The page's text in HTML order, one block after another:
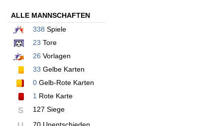
ALLE MANNSCHAFTEN
338 Spiele
23 Tore
26 Vorlagen
33 Gelbe Karten
0 Gelb-Rote Karten
1 Rote Karte
S 127 Siege
70 Unentschieden